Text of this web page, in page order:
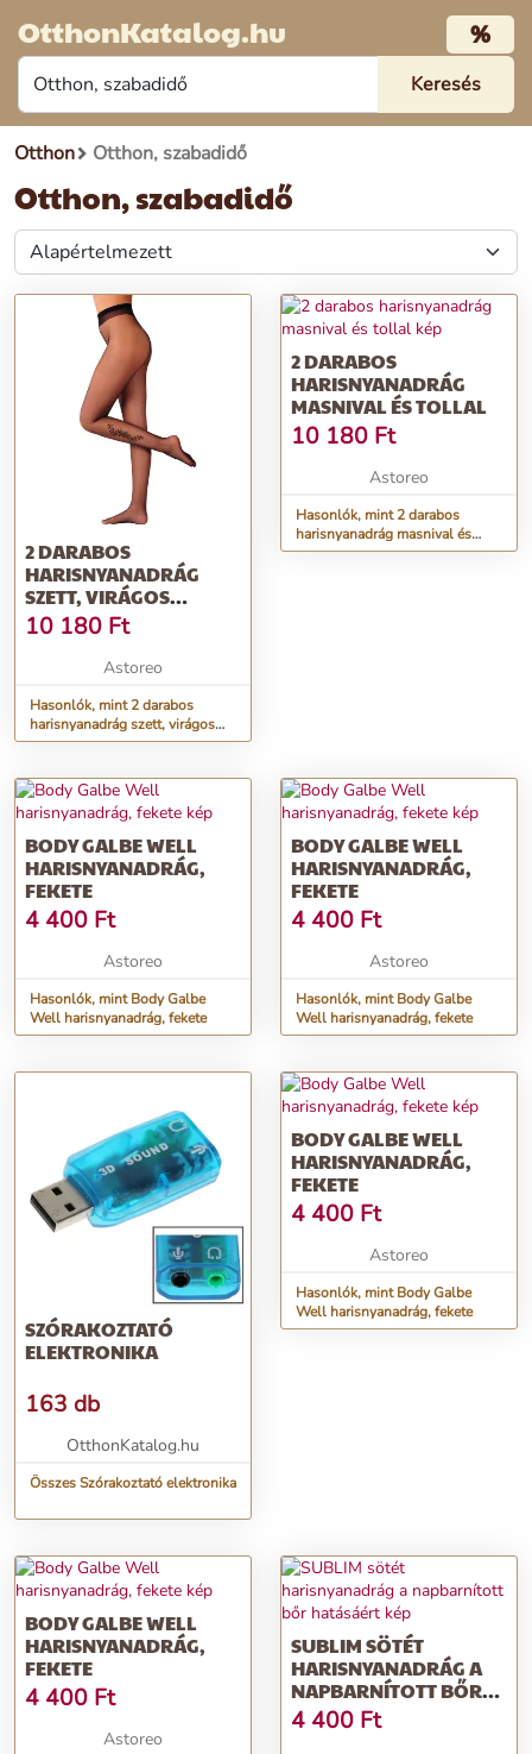
OtthonKatalog.hu %
Otthon Otthon, szabadidő
Otthon, szabadidő
2 DARABOS
HARISNYANADRÁG
SZETT, VIRÁGOS
TETOVÁLÁS
MOTÍVUMMAL
10 180 Ft
Astoreo
Hasonlók, mint 2 darabos
harisnyanadrág szett, virágos
tetoválás motívummal
2 DARABOS
HARISNYANADRÁG
MASNIVAL ÉS TOLLAL
10 180 Ft
Astoreo
Hasonlók, mint 2 darabos
harisnyanadrág masnival és
tollal
BODY GALBE WELL
HARISNYANADRÁG,
FEKETE
4 400 Ft
Astoreo
Hasonlók, mint Body Galbe
Well harisnyanadrág, fekete
BODY GALBE WELL
HARISNYANADRÁG,
FEKETE
4 400 Ft
Astoreo
Hasonlók, mint Body Galbe
Well harisnyanadrág, fekete
SZÓRAKOZTATÓ
ELEKTRONIKA
163 db
OtthonKatalog.hu
Összes Szórakoztató elektronika
BODY GALBE WELL
HARISNYANADRÁG,
FEKETE
4 400 Ft
Astoreo
Hasonlók, mint Body Galbe
Well harisnyanadrág, fekete
BODY GALBE WELL
HARISNYANADRÁG,
FEKETE
4 400 Ft
Astoreo
SUBLIM SÖTÉT
HARISNYANADRÁG A
NAPBARNÍTOTT BŐR
HATÁSÁÉRT
4 400 Ft